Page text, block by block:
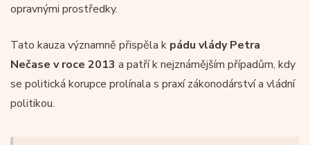
opravnými prostředky.
Tato kauza významně přispěla k pádu vlády Petra
Nečase v roce 2013 a patří k nejznámějším případům, kdy
se politická korupce prolínala s praxí zákonodárství a vládní
politikou.